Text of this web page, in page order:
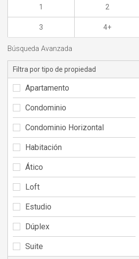
1 2
3 4+
Búsqueda Avanzada
Filtra por tipo de propiedad
Apartamento
Condominio
Condominio Horizontal
Habitación
Ático
Loft
Estudio
Dúplex
Suite